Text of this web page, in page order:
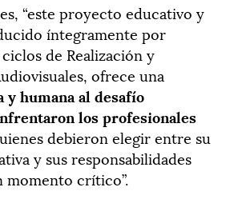
“este proyecto educativo y
íntegramente por
de Realización y
ofrece una
humana al desafío
los profesionales
debieron elegir entre su
y sus responsabilidades
momento crítico”.